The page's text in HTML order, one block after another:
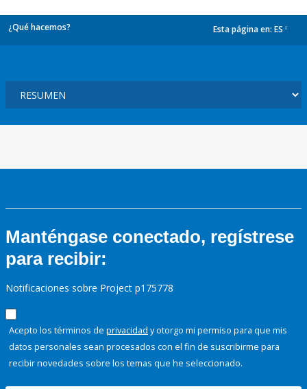
¿Qué hacemos? Esta página en: ES
Manténgase conectado, regístrese
para recibir:
Notificaciones sobre Project p175778
Acepto los términos de privacidad y otorgo mi permiso para que mis
datos personales sean procesados con el fin de suscribirme para
recibir novedades sobre los temas que he seleccionado.